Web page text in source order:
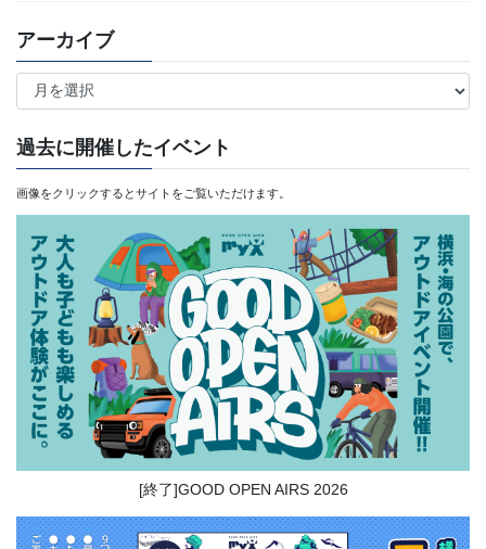
アーカイブ
ア
ー
カ
イ
ブ
過去に開催したイベント
画像をクリックするとサイトをご覧いただけます。
[終了]GOOD OPEN AIRS 2026